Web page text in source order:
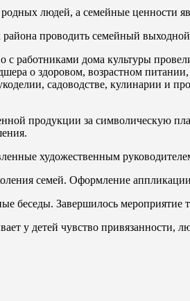
людей, а семейные ценности
проводить семейный
с работниками дома культуры
о здоровом, возрастном
садоводстве, кулинарии и
продукции за символическую
художественным
семей. Оформление
беседы. Завершилось мероприятие
у детей чувство